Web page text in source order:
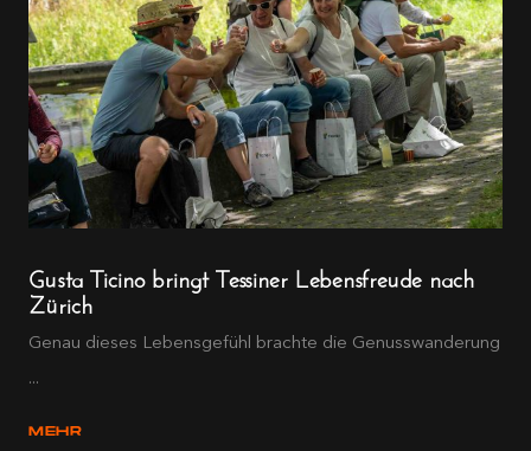
Gusta Ticino bringt Tessiner Lebensfreude nach
Zürich
Genau dieses Lebensgefühl brachte die Genusswanderung
...
MEHR